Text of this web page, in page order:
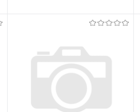
Купить в 1 клик
К сравнению
В избранное
В наличии